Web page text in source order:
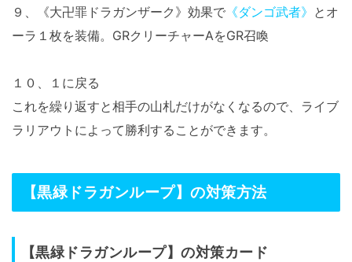
９、《大卍罪ドラガンザーク》効果で 《ダンゴ武者》 とオ
ーラ１枚を装備。GRクリーチャーAをGR召喚
１０、１に戻る
これを繰り返すと相手の山札だけがなくなるので、ライブ
ラリアウトによって勝利することができます。
【黒緑ドラガンループ】の対策方法
【黒緑ドラガンループ】の対策カード